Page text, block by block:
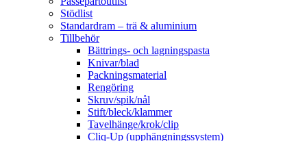
Stödlist
Standardram – trä & aluminium
Tillbehör
Bättrings- och lagningspasta
Knivar/blad
Packningsmaterial
Rengöring
Skruv/spik/nål
Stift/bleck/klammer
Tavelhänge/krok/clip
Cliq-Up (upphängningssystem)